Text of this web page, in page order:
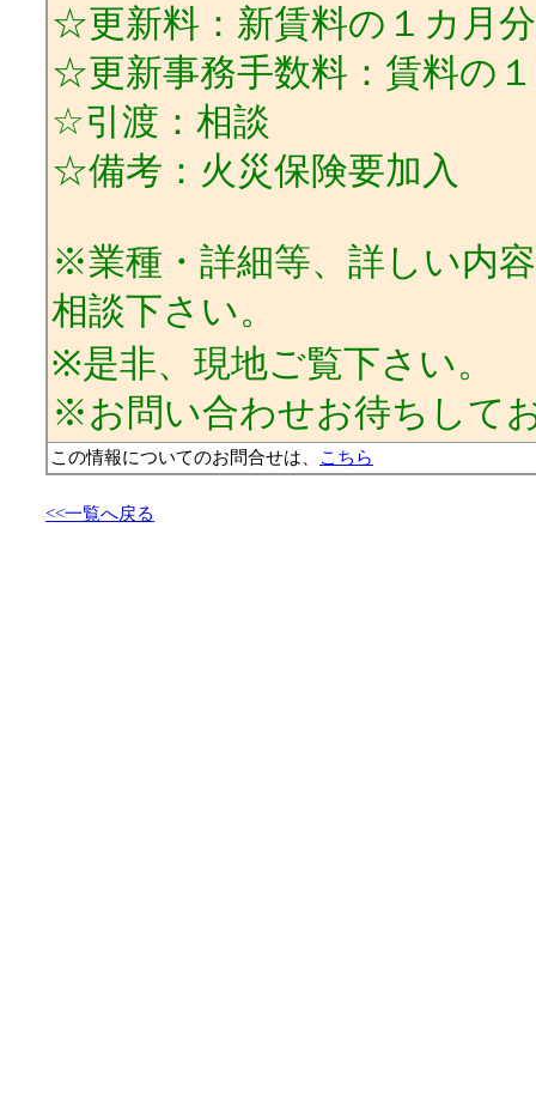
☆更新料：新賃料の１カ月分
☆更新事務手数料：賃料の
☆引渡：相談
☆備考：火災保険要加入
※業種・詳細等、詳しい内
相談下さい。
※是非、現地ご覧下さい。
※お問い合わせお待ちして
この情報についてのお問合せは、 こちら
<<一覧へ戻る